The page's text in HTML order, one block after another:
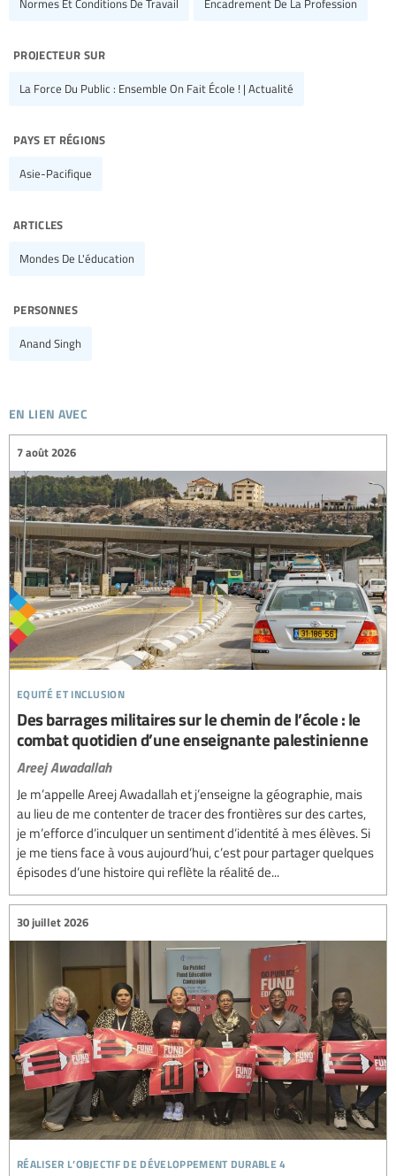
Normes Et Conditions De Travail Encadrement De La Profession
projecteur sur
La Force Du Public : Ensemble On Fait École ! | Actualité
pays et régions
Asie-Pacifique
articles
Mondes De L'éducation
personnes
Anand Singh
en lien avec
equité et inclusion
7 août 2026
Des barrages militaires sur le chemin de l’école : le
combat quotidien d’une enseignante palestinienne
Areej Awadallah
Je m’appelle Areej Awadallah et j’enseigne la géographie, mais
au lieu de me contenter de tracer des frontières sur des cartes,
je m’efforce d’inculquer un sentiment d’identité à mes élèves. Si
je me tiens face à vous aujourd’hui, c’est pour partager quelques
épisodes d’une histoire qui reflète la réalité de...
réaliser l’objectif de développement durable 4
30 juillet 2026